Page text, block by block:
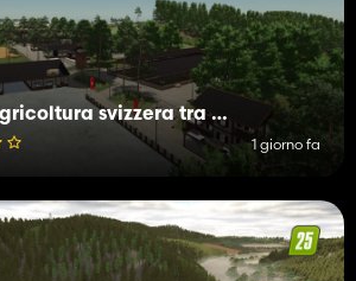
Chornberg – Agricoltura svizzera tra montagne e valli
1 giorno fa